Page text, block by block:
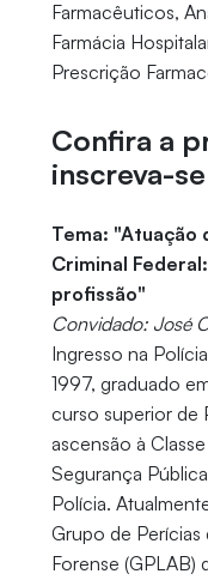
Farmacêuticos,
Farmácia
Prescrição
Confira a
inscreva-se
Tema: "Atuação
Criminal
profissão"
Convidado: José
Ingresso na
1997, graduado
curso superior de
ascensão à
Segurança
Polícia.
Grupo de
Forense